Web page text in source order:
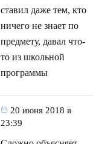
ставил даже тем, кто
ничего не знает по
предмету, давал что-
то из школьной
программы
20 июня 2018 в
23:39